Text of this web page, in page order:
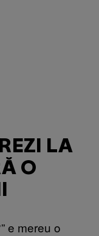
LA
O
e mereu o